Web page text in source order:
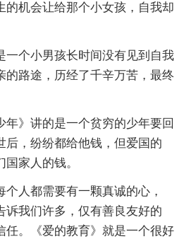
的机会让给那个小女孩，自我却
一个小男孩长时间没有见到自我
的路途，历经了千辛万苦，最终
年》讲的是一个贫穷的少年要回
后，纷纷都给他钱，但爱国的
家人的钱。
人都需要有一颗真诚的心，
诉我们许多，仅有善良友好的
任。《爱的教育》就是一个很好